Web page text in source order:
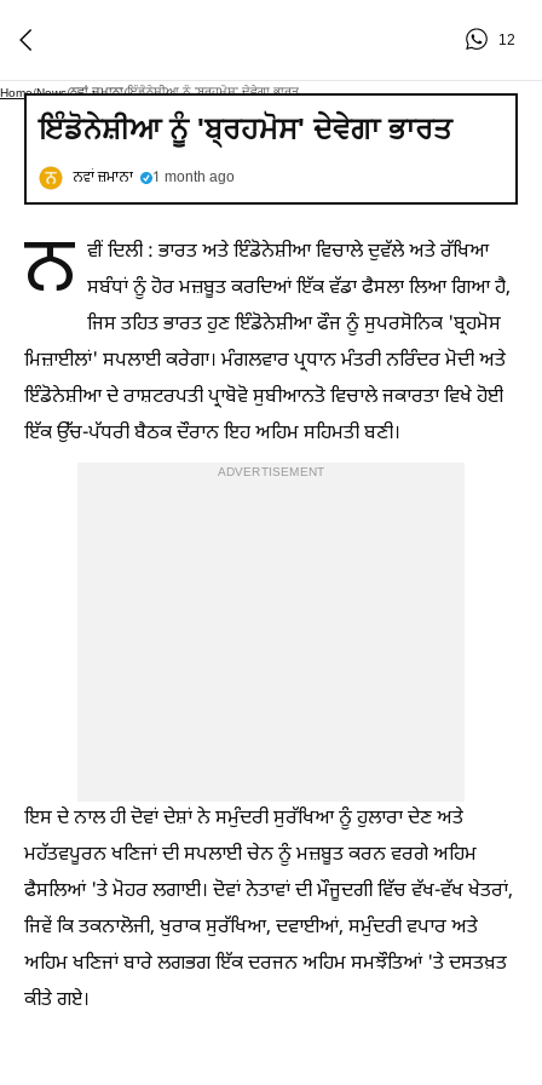
12
Home/News/ਨਵਾਂ ਜ਼ਮਾਨਾ/ਇੰਡੋਨੇਸ਼ੀਆ ਨੂੰ 'ਬ੍ਰਹਮੋਸ' ਦੇਵੇਗਾ ਭਾਰਤ
ਇੰਡੋਨੇਸ਼ੀਆ ਨੂੰ 'ਬ੍ਰਹਮੋਸ' ਦੇਵੇਗਾ ਭਾਰਤ
ਨਵਾਂ ਜ਼ਮਾਨਾ 1 month ago
ਨ ਵੀਂ ਦਿਲੀ : ਭਾਰਤ ਅਤੇ ਇੰਡੋਨੇਸ਼ੀਆ ਵਿਚਾਲੇ ਦੁਵੱਲੇ ਅਤੇ ਰੱਖਿਆ
ਸਬੰਧਾਂ ਨੂੰ ਹੋਰ ਮਜ਼ਬੂਤ ਕਰਦਿਆਂ ਇੱਕ ਵੱਡਾ ਫੈਸਲਾ ਲਿਆ ਗਿਆ ਹੈ,
ਜਿਸ ਤਹਿਤ ਭਾਰਤ ਹੁਣ ਇੰਡੋਨੇਸ਼ੀਆ ਫੌਜ ਨੂੰ ਸੁਪਰਸੋਨਿਕ 'ਬ੍ਰਹਮੋਸ
ਮਿਜ਼ਾਈਲਾਂ' ਸਪਲਾਈ ਕਰੇਗਾ। ਮੰਗਲਵਾਰ ਪ੍ਰਧਾਨ ਮੰਤਰੀ ਨਰਿੰਦਰ ਮੋਦੀ ਅਤੇ
ਇੰਡੋਨੇਸ਼ੀਆ ਦੇ ਰਾਸ਼ਟਰਪਤੀ ਪ੍ਰਾਬੋਵੋ ਸੁਬੀਆਨਤੋ ਵਿਚਾਲੇ ਜਕਾਰਤਾ ਵਿਖੇ ਹੋਈ
ਇੱਕ ਉੱਚ-ਪੱਧਰੀ ਬੈਠਕ ਦੌਰਾਨ ਇਹ ਅਹਿਮ ਸਹਿਮਤੀ ਬਣੀ।
ADVERTISEMENT
ਇਸ ਦੇ ਨਾਲ ਹੀ ਦੋਵਾਂ ਦੇਸ਼ਾਂ ਨੇ ਸਮੁੰਦਰੀ ਸੁਰੱਖਿਆ ਨੂੰ ਹੁਲਾਰਾ ਦੇਣ ਅਤੇ
ਮਹੱਤਵਪੂਰਨ ਖਣਿਜਾਂ ਦੀ ਸਪਲਾਈ ਚੇਨ ਨੂੰ ਮਜ਼ਬੂਤ ਕਰਨ ਵਰਗੇ ਅਹਿਮ
ਫੈਸਲਿਆਂ 'ਤੇ ਮੋਹਰ ਲਗਾਈ। ਦੋਵਾਂ ਨੇਤਾਵਾਂ ਦੀ ਮੌਜੂਦਗੀ ਵਿੱਚ ਵੱਖ-ਵੱਖ ਖੇਤਰਾਂ,
ਜਿਵੇਂ ਕਿ ਤਕਨਾਲੋਜੀ, ਖੁਰਾਕ ਸੁਰੱਖਿਆ, ਦਵਾਈਆਂ, ਸਮੁੰਦਰੀ ਵਪਾਰ ਅਤੇ
ਅਹਿਮ ਖਣਿਜਾਂ ਬਾਰੇ ਲਗਭਗ ਇੱਕ ਦਰਜਨ ਅਹਿਮ ਸਮਝੌਤਿਆਂ 'ਤੇ ਦਸਤਖ਼ਤ
ਕੀਤੇ ਗਏ।